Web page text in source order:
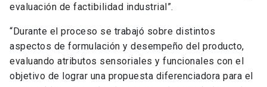
evaluación de factibilidad industrial”.
“Durante el proceso se trabajó sobre distintos
aspectos de formulación y desempeño del producto,
evaluando atributos sensoriales y funcionales con el
objetivo de lograr una propuesta diferenciadora para el